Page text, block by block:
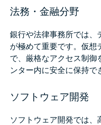
法務・金融分野
銀行や法律事務所では、
が極めて重要です。仮想
で、厳格なアクセス制御
ンター内に安全に保持で
ソフトウェア開発
ソフトウェア開発では